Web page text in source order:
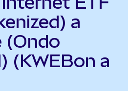
a
(Ondo
(KWEBon a